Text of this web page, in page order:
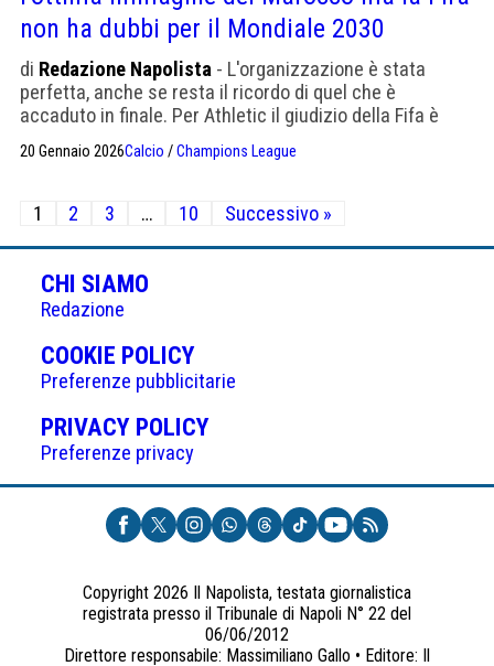
non ha dubbi per il Mondiale 2030
di Redazione Napolista - L'organizzazione è stata
perfetta, anche se resta il ricordo di quel che è
accaduto in finale. Per Athletic il giudizio della Fifa è
decisamente positivo. Il Marocco punta a ospitare la
finale del Mondiale nonostante il Bernabeu
20 Gennaio 2026Calcio /Champions League
Paginazione
degli
articoli
1 2 3 … 10 Successivo »
CHI SIAMO
Redazione
COOKIE POLICY(APRE
IN
UNA
NUOVA
Preferenze pubblicitarie
PRIVACY POLICY(APRE
UNA
NUOVA
SCHEDA)
Preferenze privacy
Copyright 2026 Il Napolista, testata giornalistica
registrata presso il Tribunale di Napoli N° 22 del
06/06/2012
Direttore responsabile: Massimiliano Gallo • Editore: Il